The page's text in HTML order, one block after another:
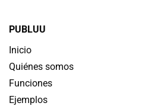
PUBLUU
Inicio
Quiénes somos
Funciones
Ejemplos